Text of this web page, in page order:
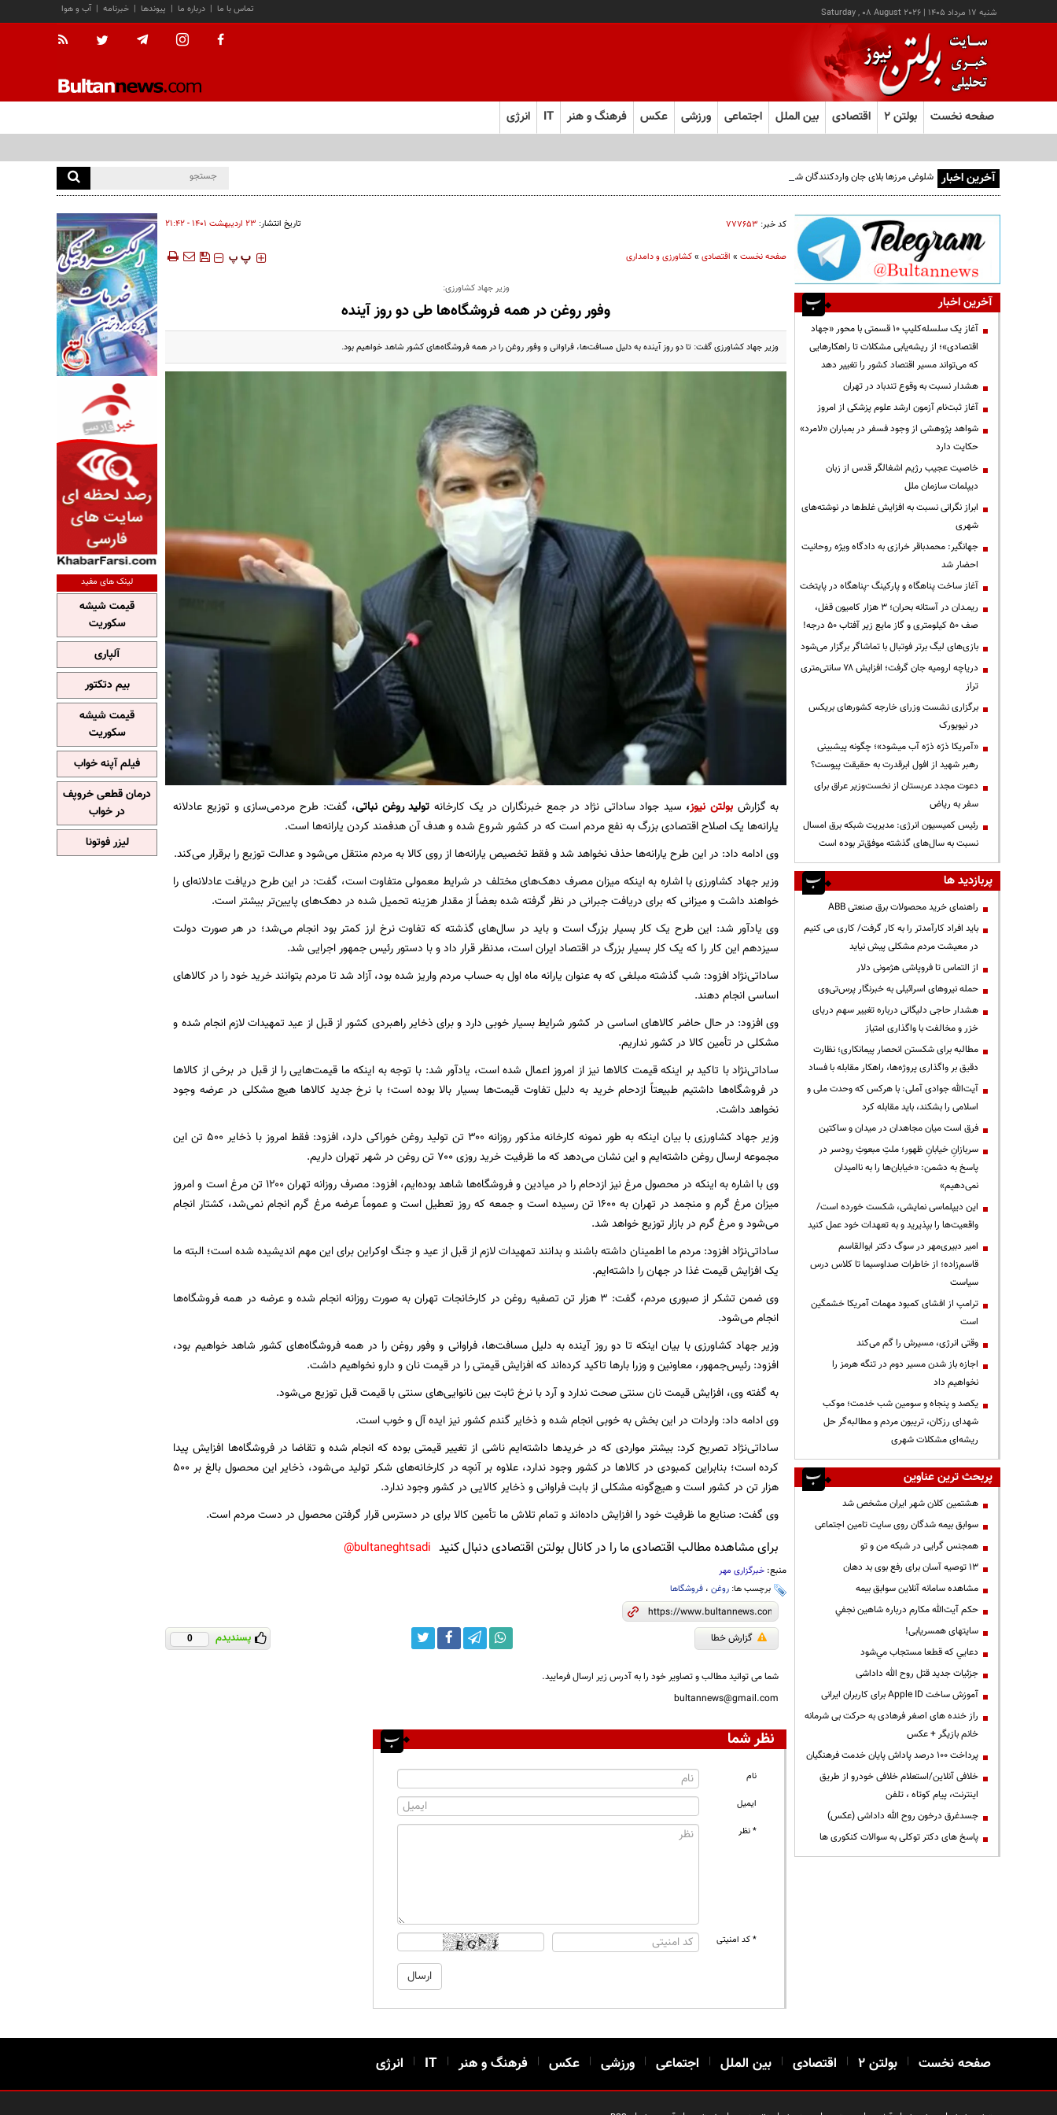
شنبه ۱۷ مرداد ۱۴۰۵ |
Saturday , 08 August 2026 آب و هوا | خبرنامه | پیوندها | درباره ما | تماس با ما
صفحه نخست بولتن ۲ اقتصادی بین الملل اجتماعی ورزشی عکس فرهنگ و هنر IT انرژی
آخرین اخبار شلوغی مرزها بلای جان واردکنندگان شده است
کد خبر: ۷۷۷۶۵۳ تاریخ انتشار: ۲۳ ارديبهشت ۱۴۰۱ - ۲۱:۴۲
صفحه نخست» اقتصادی»کشاورزی و دامداری ‍‍‍ پ پ
وزیر جهاد کشاورزی:
وفور روغن در همه فروشگاه‌ها طی دو روز آینده
وزیر جهاد کشاورزی گفت: تا دو روز آینده به دلیل مسافت‌ها، فراوانی و وفور روغن را در همه فروشگاه‌های کشور شاهد خواهیم بود.
به گزارش بولتن نیوز، سید جواد ساداتی نژاد در جمع خبرنگاران در یک کارخانهتولید روغن نباتی، گفت: طرح مردمی‌سازی و توزیع عادلانه
یارانه‌ها یک اصلاح اقتصادی بزرگ به نفع مردم است که در کشور شروع شده و هدف آن هدفمند کردن یارانه‌ها است.
وی ادامه داد: در این طرح یارانه‌ها حذف نخواهد شد و فقط تخصیص یارانه‌ها از روی کالا به مردم منتقل می‌شود و عدالت توزیع را برقرار می‌کند.
وزیر جهاد کشاورزی با اشاره به اینکه میزان مصرف دهک‌های مختلف در شرایط معمولی متفاوت است، گفت: در این طرح دریافت عادلانه‌ای را
خواهند داشت و میزانی که برای دریافت جبرانی در نظر گرفته شده بعضاً از مقدار هزینه تحمیل شده در دهک‌های پایین‌تر بیشتر است.
وی یادآور شد: این طرح یک کار بسیار بزرگ است و باید در سال‌های گذشته که تفاوت نرخ ارز کمتر بود انجام می‌شد؛ در هر صورت دولت
سیزدهم این کار را که یک کار بسیار بزرگ در اقتصاد ایران است، مدنظر قرار داد و با دستور رئیس جمهور اجرایی شد.
ساداتی‌نژاد افزود: شب گذشته مبلغی که به عنوان یارانه ماه اول به حساب مردم واریز شده بود، آزاد شد تا مردم بتوانند خرید خود را در کالاهای
اساسی انجام دهند.
وی افزود: در حال حاضر کالاهای اساسی در کشور شرایط بسیار خوبی دارد و برای ذخایر راهبردی کشور از قبل از عید تمهیدات لازم انجام شده و
مشکلی در تأمین کالا در کشور نداریم.
ساداتی‌نژاد با تاکید بر اینکه قیمت کالاها نیز از امروز اعمال شده است، یادآور شد: با توجه به اینکه ما قیمت‌هایی را از قبل در برخی از کالاها
در فروشگاه‌ها داشتیم طبیعتاً ازدحام خرید به دلیل تفاوت قیمت‌ها بسیار بالا بوده است؛ با نرخ جدید کالاها هیچ مشکلی در عرضه وجود
نخواهد داشت.
وزیر جهاد کشاورزی با بیان اینکه به طور نمونه کارخانه مذکور روزانه ۳۰۰ تن تولید روغن خوراکی دارد، افزود: فقط امروز با ذخایر ۵۰۰ تن این
مجموعه ارسال روغن داشته‌ایم و این نشان می‌دهد که ما ظرفیت خرید روزی ۷۰۰ تن روغن در شهر تهران داریم.
وی با اشاره به اینکه در محصول مرغ نیز ازدحام را در میادین و فروشگاه‌ها شاهد بوده‌ایم، افزود: مصرف روزانه تهران ۱۲۰۰ تن مرغ است و امروز
میزان مرغ گرم و منجمد در تهران به ۱۶۰۰ تن رسیده است و جمعه که روز تعطیل است و عموماً عرضه مرغ گرم انجام نمی‌شد، کشتار انجام
می‌شود و مرغ گرم در بازار توزیع خواهد شد.
ساداتی‌نژاد افزود: مردم ما اطمینان داشته باشند و بدانند تمهیدات لازم از قبل از عید و جنگ اوکراین برای این مهم اندیشیده شده است؛ البته ما
یک افزایش قیمت غذا در جهان را داشته‌ایم.
وی ضمن تشکر از صبوری مردم، گفت: ۳ هزار تن تصفیه روغن در کارخانجات تهران به صورت روزانه انجام شده و عرضه در همه فروشگاه‌ها
انجام می‌شود.
وزیر جهاد کشاورزی با بیان اینکه تا دو روز آینده به دلیل مسافت‌ها، فراوانی و وفور روغن را در همه فروشگاه‌های کشور شاهد خواهیم بود،
افزود: رئیس‌جمهور، معاونین و وزرا بارها تاکید کرده‌اند که افزایش قیمتی را در قیمت نان و دارو نخواهیم داشت.
به گفته وی، افزایش قیمت نان سنتی صحت ندارد و آرد با نرخ ثابت بین نانوایی‌های سنتی با قیمت قبل توزیع می‌شود.
وی ادامه داد: واردات در این بخش به خوبی انجام شده و ذخایر گندم کشور نیز ایده آل و خوب است.
ساداتی‌نژاد تصریح کرد: بیشتر مواردی که در خریدها داشته‌ایم ناشی از تغییر قیمتی بوده که انجام شده و تقاضا در فروشگاه‌ها افزایش پیدا
کرده است؛ بنابراین کمبودی در کالاها در کشور وجود ندارد، علاوه بر آنچه در کارخانه‌های شکر تولید می‌شود، ذخایر این محصول بالغ بر ۵۰۰
هزار تن در کشور است و هیچ‌گونه مشکلی از بابت فراوانی و ذخایر کالایی در کشور وجود ندارد.
وی گفت: صنایع ما ظرفیت خود را افزایش داده‌اند و تمام تلاش ما تأمین کالا برای در دسترس قرار گرفتن محصول در دست مردم است.
برای مشاهده مطالب اقتصادی ما را در کانال بولتن اقتصادی دنبال کنید bultaneghtsadi@
منبع: خبرگزاری مهر
برچسب ها: روغن، فروشگاها
گزارش خطا پسندیدم 0
شما می توانید مطالب و تصاویر خود را به آدرس زیر ارسال فرمایید.
bultannews@gmail.com
نظر شما
نام
ایمیل
* نظر
* کد امنیتی
آخرین اخبار
آغاز یک سلسله‌کلیپ ۱۰ قسمتی با محور «جهاد
اقتصادی»؛ از ریشه‌یابی مشکلات تا راهکارهایی
که می‌تواند مسیر اقتصاد کشور را تغییر دهد
هشدار نسبت به وقوع تندباد در تهران
آغاز ثبت‌نام آزمون ارشد علوم پزشکی از امروز
شواهد پژوهشی از وجود فسفر در بمباران «لامرد»
حکایت دارد
خاصیت عجیب رژیم اشغالگر قدس از زبان
دیپلمات سازمان ملل
ابراز نگرانی نسبت به افزایش غلط‌ها در نوشته‌های
شهری
جهانگیر: محمدباقر خرازی به دادگاه ویژه روحانیت
احضار شد
آغاز ساخت پناهگاه و پارکینگ -پناهگاه در پایتخت
ریمـدان در آستانه بحران؛ ۳ هزار کامیون قفل،
صف ۵۰ کیلومتری و گاز مایع زیر آفتاب ۵۰ درجه!
بازی‌های لیگ برتر فوتبال با تماشاگر برگزار می‌شود
دریاچه ارومیه جان گرفت؛ افزایش ۷۸ سانتی‌متری
تراز
برگزاری نشست وزرای خارجه کشورهای بریکس
در نیویورک
«آمریکا ذرّه ذرّه آب میشود»؛ چگونه پیشبینی
رهبر شهید از افول ابرقدرت به حقیقت پیوست؟
دعوت مجدد عربستان از نخست‌وزیر عراق برای
سفر به ریاض
رئیس کمیسیون انرژی: مدیریت شبکه برق امسال
نسبت به سال‌های گذشته موفق‌تر بوده است
پربازدید ها
راهنمای خرید محصولات برق صنعتی ABB
باید افراد کارآمدتر را به کار گرفت/ کاری می کنیم
در معیشت مردم مشکلی پیش نیاید
از التماس تا فروپاشی هژمونی دلار
حمله نیروهای اسرائیلی به خبرنگار پرس‌تی‌وی
هشدار حاجی دلیگانی درباره تغییر سهم دریای
خزر و مخالفت با واگذاری امتیاز
مطالبه برای شکستن انحصار پیمانکاری؛ نظارت
دقیق بر واگذاری پروژه‌ها، راهکار مقابله با فساد
آیت‌الله جوادی آملی: با هرکس که وحدت ملی و
اسلامی را بشکند، باید مقابله کرد
فرق است میان مجاهدان در میدان و ساکتین
سربازانِ خیابانِ ظهور؛ ملتِ مبعوثِ رودسر در
پاسخ به دشمن: «خیابان‌ها را به ناامیدان
نمی‌دهیم»
این دیپلماسی نمایشی، شکست خورده است/
واقعیت‌ها را بپذیرید و به تعهدات خود عمل کنید
امیر دبیری‌مهر در سوگ دکتر ابوالقاسم
قاسم‌زاده؛ از خاطرات صداوسیما تا کلاس درس
سیاست
ترامپ از افشای کمبود مهمات آمریکا خشمگین
است
وقتی انرژی، مسیرش را گم می‌کند
اجازه باز شدن مسیر دوم در تنگه هرمز را
نخواهیم داد
یکصد و پنجاه و سومین شب خدمت؛ موکب
شهدای رزکان، تریبون مردم و مطالبه‌گر حل
ریشه‌ای مشکلات شهری
پربحث ترین عناوین
هشتمین کلان شهر ایران مشخص شد
سوابق بیمه شدگان روی سایت تامین اجتماعی
همجنس گرایی در شبکه من و تو
13 توصیه آسان برای رفع بوی بد دهان
مشاهده سامانه آنلاين سوابق بیمه
حكم آيت‌الله مكارم درباره شاهين نجفي
سایتهای همسریابی!
دعايي كه قطعا مستجاب مي‌شود
جزئیات جدید قتل روح الله داداشی
آموزش ساخت Apple ID برای کاربران ایرانی
راز خنده های اصغر فرهادی به حرکت بی شرمانه
خانم بازیگر + عکس
پرداخت ۱۰۰ درصد پاداش پایان خدمت فرهنگیان
خلافی آنلاین/استعلام خلافی خودرو از طریق
اینترنت، پیام کوتاه ، تلفن
جسدغرق درخون روح الله داداشی (عکس)
پاسخ های دکتر توکلی به سوالات کنکوری ها
لینک های مفید
قیمت شیشه
سکوریت
آلپاری
بیم دتکتور
قیمت شیشه
سکوریت
فیلم آپنه خواب
درمان قطعی خروپف
در خواب
لیزر فوتونا
صفحه نخست | بولتن ۲ | اقتصادی | بین الملل | اجتماعی | ورزشی | عکس | فرهنگ و هنر |
IT
| انرژی